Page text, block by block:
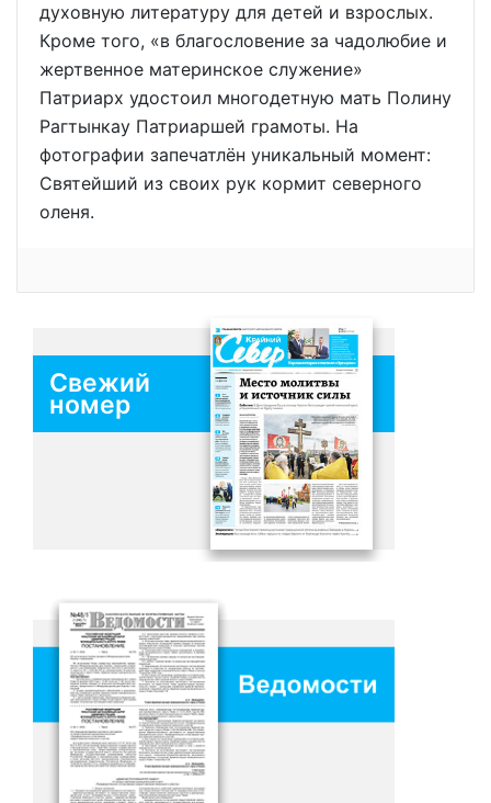
духовную литературу для детей и взрослых.
Кроме того, «в благословение за чадолюбие и
жертвенное материнское служение»
Патриарх удостоил многодетную мать Полину
Рагтынкау Патриаршей грамоты. На
фотографии запечатлён уникальный момент:
Святейший из своих рук кормит северного
оленя.
Свежий
номер